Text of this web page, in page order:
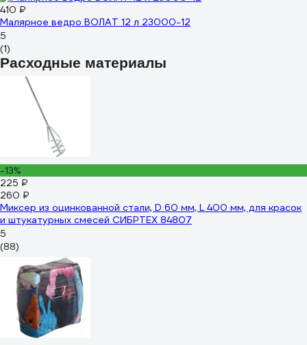
410 ₽
Малярное ведро ВОЛАТ 12 л 23000-12
5
(1)
Расходные материалы
-13%
225 ₽
260 ₽
Миксер из оцинкованной стали, D 60 мм, L 400 мм, для красок
и штукатурных смесей СИБРТЕХ 84807
5
(88)